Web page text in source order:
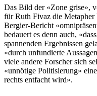
Das Bild der «Zone grise»,
für Ruth Fivaz die
Bergier-Bericht
bedauert es denn auch,
spannenden Ergebnissen
«durch unfundierte
viele andere Forscher sich
«unnötige Politisierung»
rechts entfacht wird».